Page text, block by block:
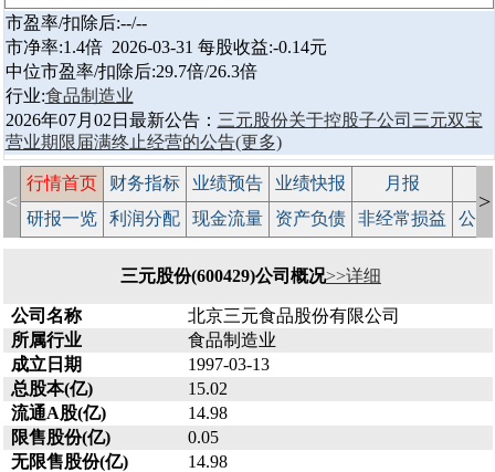
市盈率/扣除后:--/--
市净率:1.4倍 2026-03-31 每股收益:-0.14元
中位市盈率/扣除后:29.7倍/26.3倍
行业:食品制造业
2026年07月02日最新公告： 三元股份关于控股子公司三元双宝
营业期限届满终止经营的公告(更多)
<
行情首页 财务指标 业绩预告 业绩快报 月报
研报一览
利润分配 现金流量 资产负债 非经常损益 公
>
三元股份(600429)公司概况>>详细
公司名称
北京三元食品股份有限公司
所属行业
食品制造业
成立日期
1997-03-13
总股本(亿)
15.02
流通A股(亿)
14.98
限售股份(亿)
0.05
无限售股份(亿)
14.98